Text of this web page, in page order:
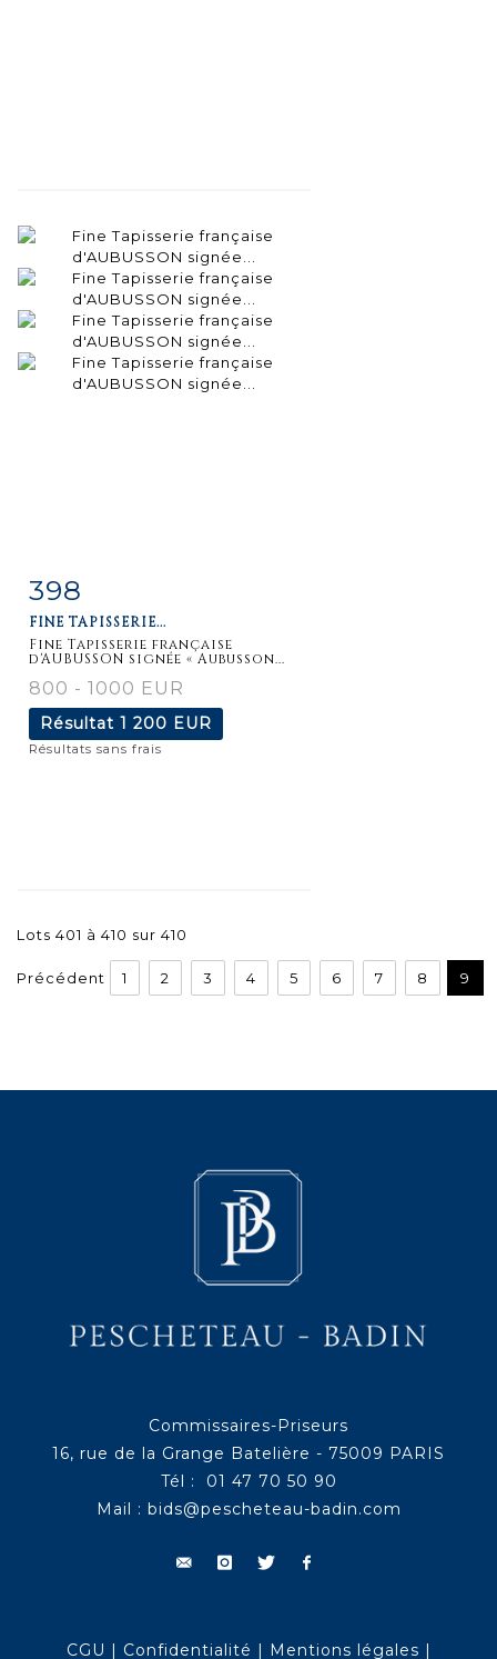
Fiche
détaillée
398
FINE TAPISSERIE...
Fine Tapisserie française
d'AUBUSSON signée « Aubusson...
800 - 1000 EUR
Résultat 1 200 EUR
Résultats sans frais
Lots 401 à 410 sur 410
Précédent 1 2 3 4 5 6 7 8 9
Commissaires-Priseurs
16, rue de la Grange Batelière - 75009 PARIS
Tél : 01 47 70 50 90
Mail : bids@pescheteau-badin.com
CGU | Confidentialité | Mentions légales |